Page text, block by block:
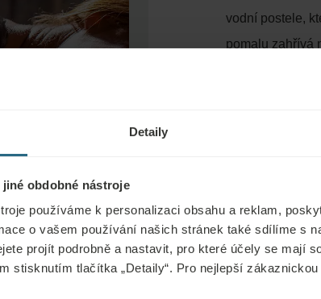
Detaily
obdobné nástroje
používáme k personalizaci obsahu a reklam,
o vašem používání našich stránek také sdílíme s
projít podrobně a nastavit, pro které účely se mají
stisknutím tlačítka „Detaily“. Pro nejlepší
vodní postele,
pomalu zahřívá
slatiny
protizánětlivé
soustavy a